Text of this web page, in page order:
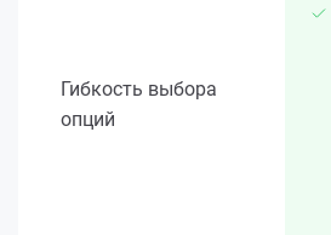
Гибкость выбора
опций